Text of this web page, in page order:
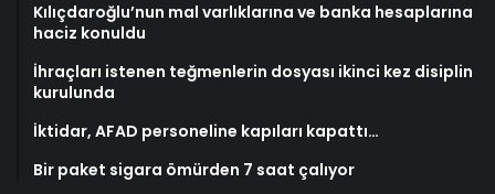
Kılıçdaroğlu’nun mal varlıklarına ve banka hesaplarına
haciz konuldu
İhraçları istenen teğmenlerin dosyası ikinci kez disiplin
kurulunda
İktidar, AFAD personeline kapıları kapattı…
Bir paket sigara ömürden 7 saat çalıyor